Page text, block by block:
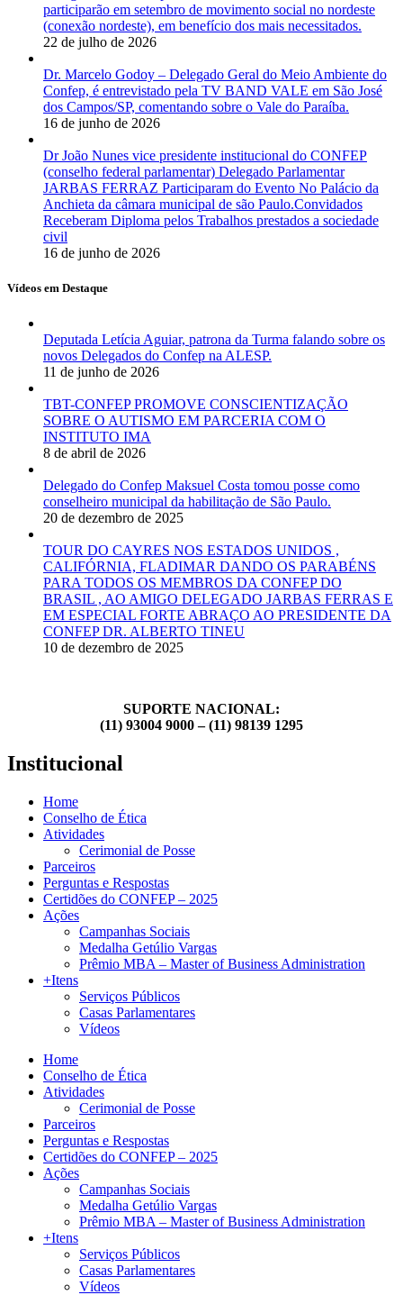
participarão em setembro de movimento social no nordeste
(conexão nordeste), em benefício dos mais necessitados.
22 de julho de 2026
Dr. Marcelo Godoy – Delegado Geral do Meio Ambiente do
Confep, é entrevistado pela TV BAND VALE em São José
dos Campos/SP, comentando sobre o Vale do Paraíba.
16 de junho de 2026
Dr João Nunes vice presidente institucional do CONFEP
(conselho federal parlamentar) Delegado Parlamentar
JARBAS FERRAZ Participaram do Evento No Palácio da
Anchieta da câmara municipal de são Paulo.Convidados
Receberam Diploma pelos Trabalhos prestados a sociedade
civil
16 de junho de 2026
Vídeos em Destaque
Deputada Letícia Aguiar, patrona da Turma falando sobre os
novos Delegados do Confep na ALESP.
11 de junho de 2026
TBT-CONFEP PROMOVE CONSCIENTIZAÇÃO
SOBRE O AUTISMO EM PARCERIA COM O
INSTITUTO IMA
8 de abril de 2026
Delegado do Confep Maksuel Costa tomou posse como
conselheiro municipal da habilitação de São Paulo.
20 de dezembro de 2025
TOUR DO CAYRES NOS ESTADOS UNIDOS ,
CALIFÓRNIA, FLADIMAR DANDO OS PARABÉNS
PARA TODOS OS MEMBROS DA CONFEP DO
BRASIL , AO AMIGO DELEGADO JARBAS FERRAS E
EM ESPECIAL FORTE ABRAÇO AO PRESIDENTE DA
CONFEP DR. ALBERTO TINEU
10 de dezembro de 2025
SUPORTE NACIONAL:
(11) 93004 9000 – (11) 98139 1295
Institucional
Home
Conselho de Ética
Atividades
Cerimonial de Posse
Parceiros
Perguntas e Respostas
Certidões do CONFEP – 2025
Ações
Campanhas Sociais
Medalha Getúlio Vargas
Prêmio MBA – Master of Business Administration
+Itens
Serviços Públicos
Casas Parlamentares
Vídeos
Home
Conselho de Ética
Atividades
Cerimonial de Posse
Parceiros
Perguntas e Respostas
Certidões do CONFEP – 2025
Ações
Campanhas Sociais
Medalha Getúlio Vargas
Prêmio MBA – Master of Business Administration
+Itens
Serviços Públicos
Casas Parlamentares
Vídeos